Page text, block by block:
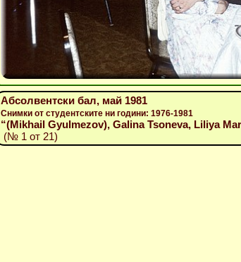
Абсолвентски бал, май 1981
Снимки от студентските ни години: 1976-1981
“(Mikhail Gyulmezov), Galina Tsoneva, Liliya
(№ 1 от 21)